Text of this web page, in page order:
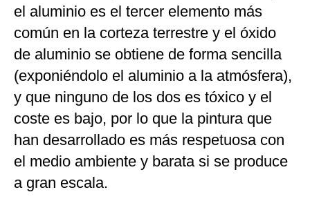
el aluminio es el tercer elemento más
común en la corteza terrestre y el óxido
de aluminio se obtiene de forma sencilla
(exponiéndolo el aluminio a la atmósfera),
y que ninguno de los dos es tóxico y el
coste es bajo, por lo que la pintura que
han desarrollado es más respetuosa con
el medio ambiente y barata si se produce
a gran escala.